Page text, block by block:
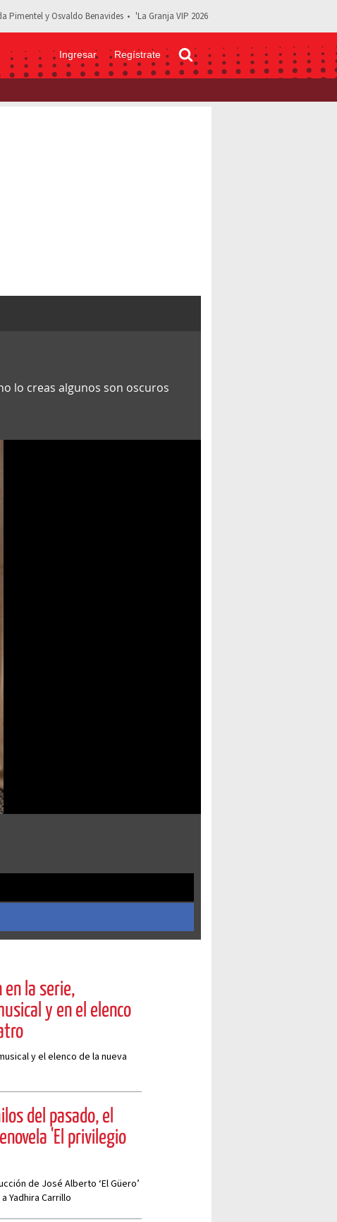
Pimentel y Osvaldo Benavides 'La Granja VIP 2026
Ingresar Regístrate
leyendo: Ilumina tus habitaciones con estos colores de moda
lo creas algunos son oscuros
en la serie,
y en el elenco
y el elenco de la nueva
del pasado, el
'El privilegio
de José Alberto ‘El Güero’
Yadhira Carrillo